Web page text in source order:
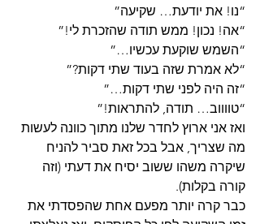
“נו! את יודעת… שקיעה”
“אה! נכון! ממש תודה שהזכרת לי!”
“השמש שוקעת עכשיו…”
“לא אמרת שזה בעוד שתי דקות?”
“זה היה לפני שתי דקות…”
“טווווב… תודה, להתראות!”
ואז אני ארוץ לחדר שלנו מתוך כוונה לעשות
מה שצריך, אבל בכל זאת סביר להניח
שיקרה משהו ששוב יסיח את דעתי (וזה
קורה בקלות).
כבר קרה יותר מפעם אחת שהפסדתי את